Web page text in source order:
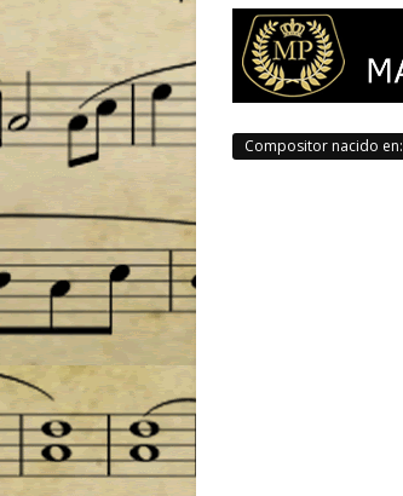
Compositor nacido en: